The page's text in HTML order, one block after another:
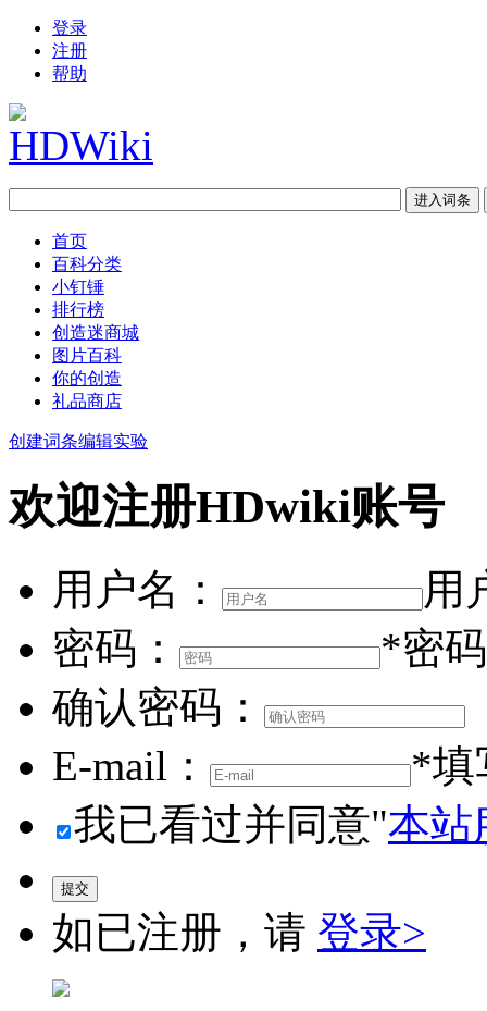
登录
注册
帮助
首页
百科分类
小钉锤
排行榜
创造迷商城
图片百科
你的创造
礼品商店
创建词条编辑实验
欢迎注册HDwiki账号
用户名：
用
密码：
*密
确认密码：
E-mail：
*填
我已看过并同意"本站
如已注册，请 登录>